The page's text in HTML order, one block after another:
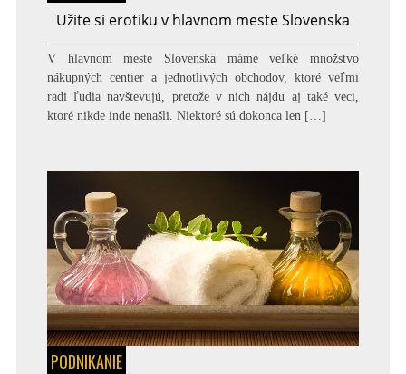
Užite si erotiku v hlavnom meste Slovenska
V hlavnom meste Slovenska máme veľké množstvo
nákupných centier a jednotlivých obchodov, ktoré veľmi
radi ľudia navštevujú, pretože v nich nájdu aj také veci,
ktoré nikde inde nenašli. Niektoré sú dokonca len […]
PODNIKANIE